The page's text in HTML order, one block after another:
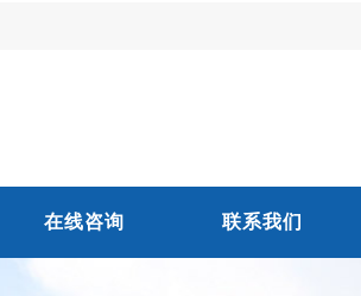
在线咨询 联系我们